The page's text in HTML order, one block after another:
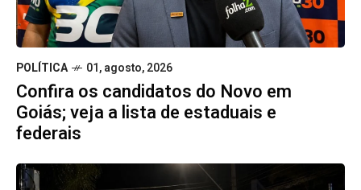
POLÍTICA 01, agosto, 2026
Confira os candidatos do Novo em
Goiás; veja a lista de estaduais e
federais